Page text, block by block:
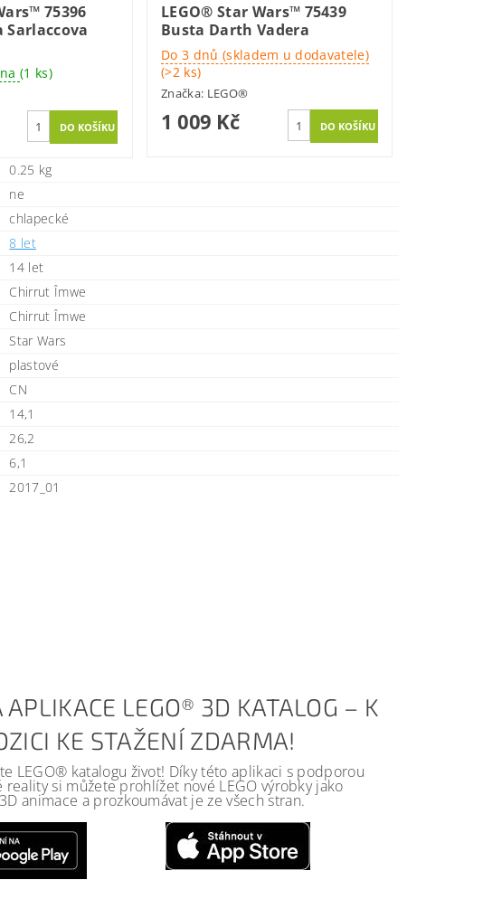
75396
(1 ks)
LEGO® Star Wars™ 75439
Busta Darth Vadera
Do 3 dnů (skladem u dodavatele)
(>2 ks)
Značka: LEGO®
1 009 Kč
0.25 kg
ne
chlapecké
8 let
14 let
Chirrut Îmwe
Chirrut Îmwe
Star Wars
plastové
CN
14,1
26,2
6,1
2017_01
APLIKACE LEGO® 3D KATALOG – K
KE STAŽENÍ ZDARMA!
LEGO® katalogu život! Díky této aplikaci s podporou
reality si můžete prohlížet nové LEGO výrobky jako
animace a prozkoumávat je ze všech stran.